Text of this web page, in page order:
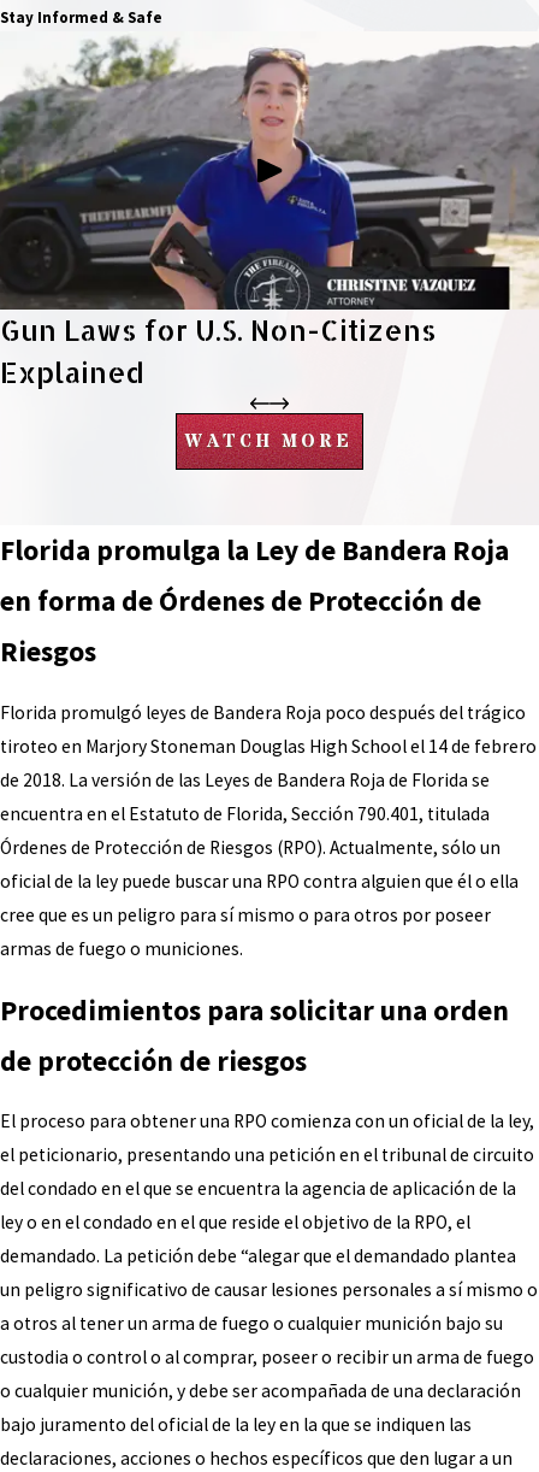
Stay Informed & Safe
Gun Laws for U.S. Non-Citizens
Explained
WATCH MORE
Florida promulga la Ley de Bandera Roja
en forma de Órdenes de Protección de
Riesgos
Florida promulgó leyes de Bandera Roja poco después del trágico
tiroteo en Marjory Stoneman Douglas High School el 14 de febrero
de 2018. La versión de las Leyes de Bandera Roja de Florida se
encuentra en el Estatuto de Florida, Sección 790.401, titulada
Órdenes de Protección de Riesgos (RPO). Actualmente, sólo un
oficial de la ley puede buscar una RPO contra alguien que él o ella
cree que es un peligro para sí mismo o para otros por poseer
armas de fuego o municiones.
Procedimientos para solicitar una orden
de protección de riesgos
El proceso para obtener una RPO comienza con un oficial de la ley,
el peticionario, presentando una petición en el tribunal de circuito
del condado en el que se encuentra la agencia de aplicación de la
ley o en el condado en el que reside el objetivo de la RPO, el
demandado. La petición debe “alegar que el demandado plantea
un peligro significativo de causar lesiones personales a sí mismo o
a otros al tener un arma de fuego o cualquier munición bajo su
custodia o control o al comprar, poseer o recibir un arma de fuego
o cualquier munición, y debe ser acompañada de una declaración
bajo juramento del oficial de la ley en la que se indiquen las
declaraciones, acciones o hechos específicos que den lugar a un